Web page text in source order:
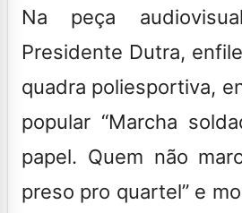
Na peça
Presidente Dutra,
quadra poliesportiva,
popular “Marcha
papel. Quem não
preso pro quartel” e